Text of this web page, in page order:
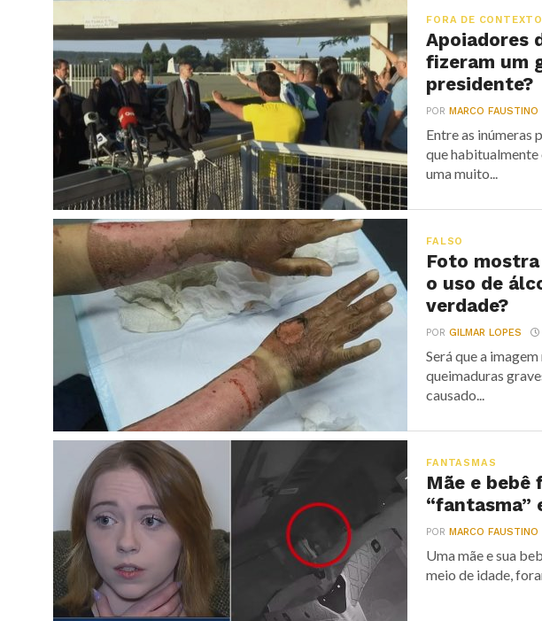
FORA DE CONTEXTO
Apoiadores
fizeram um
presidente?
PORMARCO FAUSTINO
Entre as inúmeras
que habitualmente
uma muito...
FALSO
Foto
o uso de
verdade?
PORGILMAR LOPES
Será que a
queimaduras
causado...
FANTASMAS
Mãe e bebê
“fantasma”
PORMARCO FAUSTINO
Uma mãe e sua
meio de idade,